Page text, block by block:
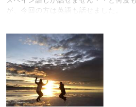
が、今回の方は英語も話せました。